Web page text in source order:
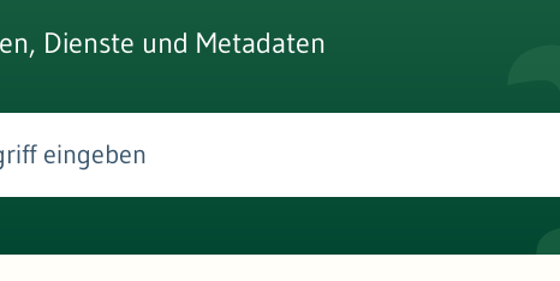
Dienste und Metadaten